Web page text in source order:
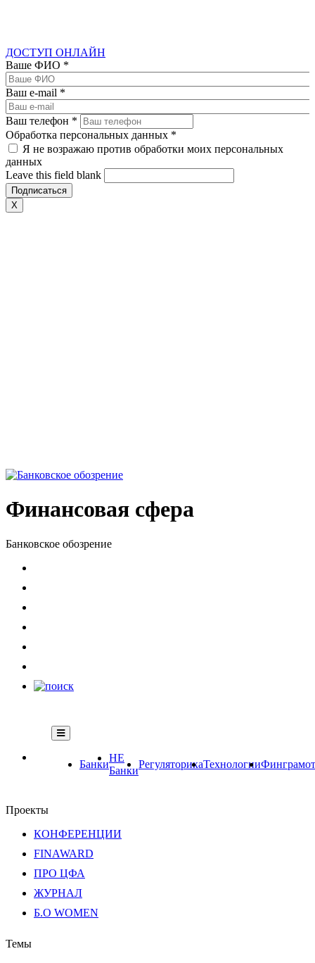
ДОСТУП ОНЛАЙН
Ваше ФИО *
Ваш e-mail *
Ваш телефон *
Обработка персональных данных *
Я не возражаю против обработки моих персональных
данных
Leave this field blank
X
Финансовая сфера
Банковское обозрение
Банки
НЕ
Банки
РегуляторикаТехнологии
Проекты
КОНФЕРЕНЦИИ
FINAWARD
ПРО ЦФА
ЖУРНАЛ
Б.О WOMEN
Темы